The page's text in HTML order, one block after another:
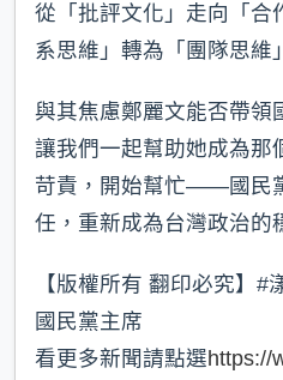
從「批評文化」走向「合
系思維」轉為「團隊思維
與其焦慮鄭麗文能否帶領
讓我們一起幫助她成為那
苛責，開始幫忙——國民
任，重新成為台灣政治的
【版權所有 翻印必究】
國民黨主席
看更多新聞請點選https://